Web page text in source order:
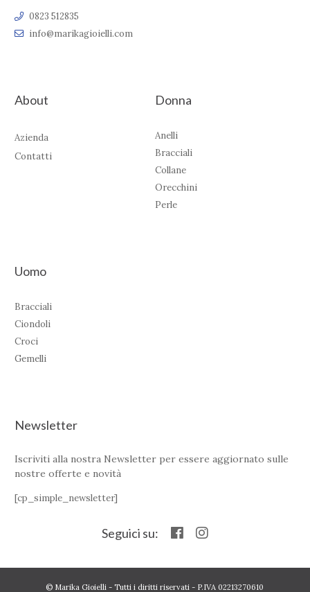
0823 512835
info@marikagioielli.com
About
Azienda
Contatti
Donna
Anelli
Bracciali
Collane
Orecchini
Perle
Uomo
Bracciali
Ciondoli
Croci
Gemelli
Newsletter
Iscriviti alla nostra Newsletter per essere aggiornato sulle
nostre offerte e novità
[cp_simple_newsletter]
Seguici su:
© Marika Gioielli - Tutti i diritti riservati - P.IVA 02213270610